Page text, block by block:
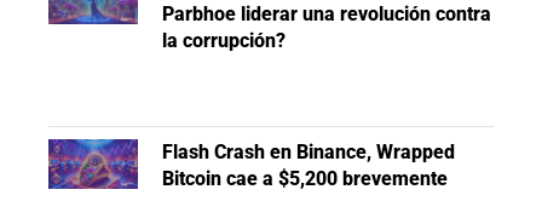
Parbhoe liderar una revolución contra
la corrupción?
Flash Crash en Binance, Wrapped
Bitcoin cae a $5,200 brevemente